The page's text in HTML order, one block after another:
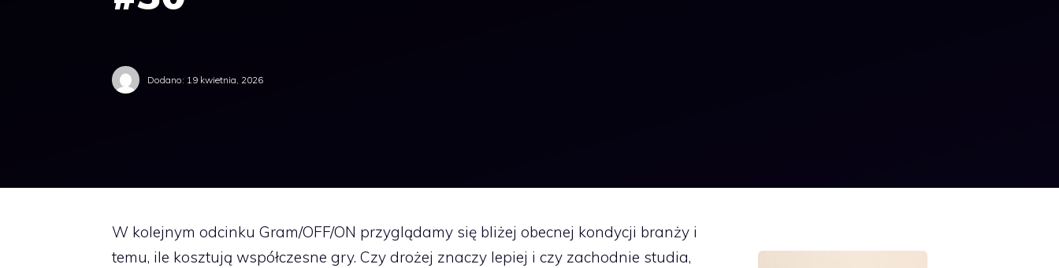
Dodano: 19 kwietnia, 2026
W kolejnym odcinku Gram/OFF/ON przyglądamy się bliżej obecnej kondycji branży i
temu, ile kosztują współczesne gry. Czy drożej znaczy lepiej i czy zachodnie studia,